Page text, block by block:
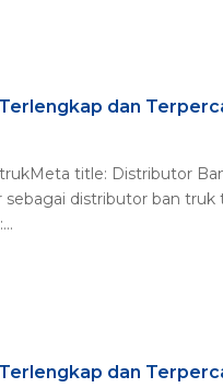
dan
title: Distributor
sebagai distributor ban
dan